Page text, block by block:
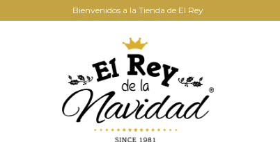
Bienvenidos a la Tienda de El Rey